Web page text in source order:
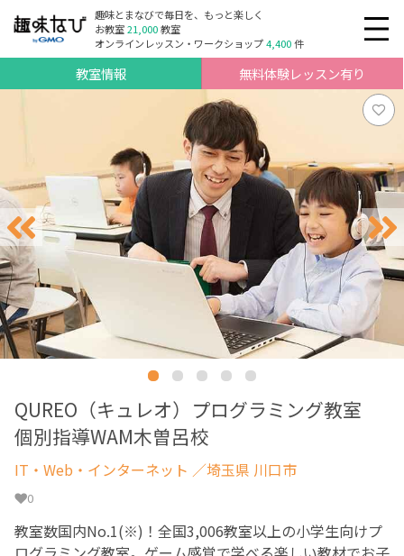
趣味とまなびで毎日を、もっと楽しく
お教室21,000教室
オンラインレッスン・ワークショップ4,400件
教室情報 無料体験レッスン有り
QUREO（キュレオ）プログラミング教室
個別指導WAM木曽呂校
IT・Web・インターネット ／埼玉県 川口市
0
教室数国内No.1(※)！全国3,006教室以上の小学生向けプ